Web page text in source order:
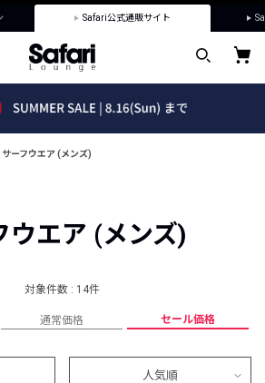
Safari公式通販サイト
サーフウエア (メンズ)
ウエア (メンズ)
対象件数 : 14件
通常価格 セール価格
人気順